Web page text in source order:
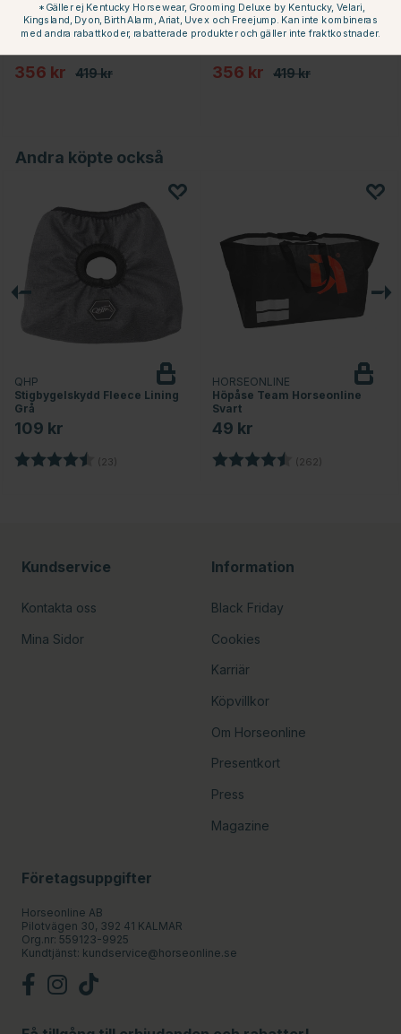
PROTECTOR
356 kr 419 kr
PROTECTOR
356 kr 419 kr
Andra köpte också
QHP
Stigbygelskydd Fleece Lining
Grå
109 kr
Betyg: (23)
HORSEONLINE
Höpåse Team Horseonline
Svart
49 kr
Betyg: (262)
Kundservice
Kontakta oss
Mina Sidor
Information
Black Friday
Cookies
Karriär
Köpvillkor
Om Horseonline
Presentkort
Press
Magazine
Företagsuppgifter
Horseonline AB
Pilotvägen 30, 392 41 KALMAR
Org.nr: 559123-9925
Kundtjänst: kundservice@horseonline.se
*Gäller ej Kentucky Horsewear, Grooming Deluxe by Kentucky, Velari,
Kingsland, Dyon, Birth Alarm, Ariat, Uvex och Freejump. Kan inte kombineras
med andra rabattkoder, rabatterade produkter och gäller inte fraktkostnader.